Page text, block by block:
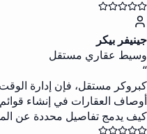
جينيفر بيكر
وسيط عقاري مستقل
“
كبروكر مستقل، فإن إدارة
أوصاف العقارات في إنشاء قوائم
كيف يدمج تفاصيل محددة عن